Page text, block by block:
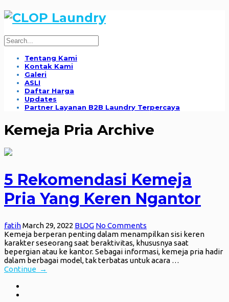
Tentang Kami
Kontak Kami
Galeri
ASLI
Daftar Harga
Updates
Partner Layanan B2B Laundry Terpercaya
Kemeja Pria Archive
5 Rekomendasi Kemeja
Pria Yang Keren Ngantor
fatihMarch 29, 2022 BLOG No Comments
Kemeja berperan penting dalam menampilkan sisi keren
karakter seseorang saat beraktivitas, khususnya saat
bepergian atau ke kantor. Sebagai informasi, kemeja pria hadir
dalam berbagai model, tak terbatas untuk acara …
Continue →